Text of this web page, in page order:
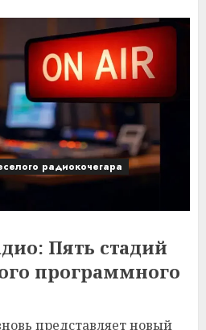
радиокочегара
Пять стадий
программного
представляет новый